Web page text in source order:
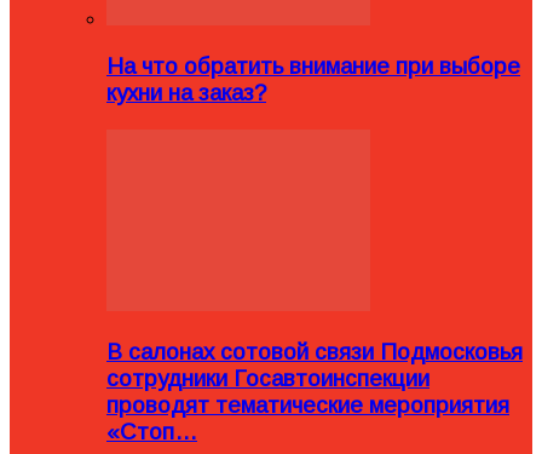
На что обратить внимание при выборе
кухни на заказ?
В салонах сотовой связи Подмосковья
сотрудники Госавтоинспекции
проводят тематические мероприятия
«Стоп…